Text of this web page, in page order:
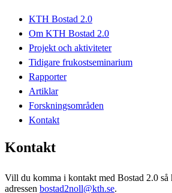
KTH Bostad 2.0
Om KTH Bostad 2.0
Projekt och aktiviteter
Tidigare frukostseminarium
Rapporter
Artiklar
Forskningsområden
Kontakt
Kontakt
Vill du komma i kontakt med Bostad 2.0 så
adressen bostad2noll@kth.se.